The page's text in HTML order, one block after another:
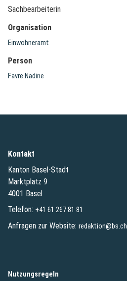
Sachbearbeiterin
Organisation
Einwohneramt
Person
Favre Nadine
Kontakt
Kanton Basel-Stadt
Marktplatz 9
4001 Basel
Telefon: +41 61 267 81 81
Anfragen zur Website: redaktion@bs.ch
Nutzungsregeln